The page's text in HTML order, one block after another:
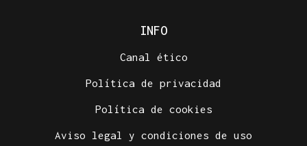
INFO
Canal ético
Política de privacidad
Política de cookies
Aviso legal y condiciones de uso